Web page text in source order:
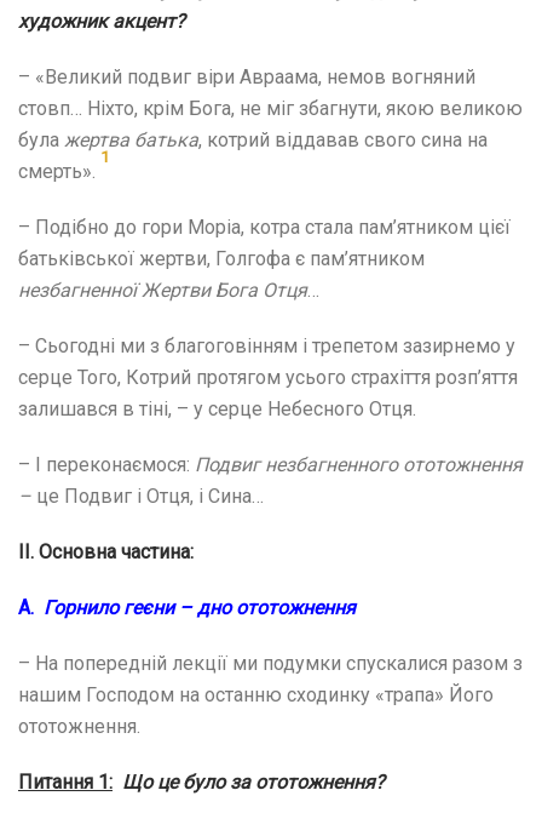
художник акцент?
– «Великий подвиг віри Авраама, немов вогняний
стовп… Ніхто, крім Бога, не міг збагнути, якою великою
була жертва батька, котрий віддавав свого сина на
смерть».
1
– Подібно до гори Моріа, котра стала пам’ятником цієї
батьківської жертви, Голгофа є пам’ятником
незбагненної Жертви Бога Отця…
– Сьогодні ми з благоговінням і трепетом зазирнемо у
серце Того, Котрий протягом усього страхіття розп’яття
залишався в тіні, – у серце Небесного Отця.
– І переконаємося: Подвиг незбагненного ототожнення
– це Подвиг і Отця, і Сина…
ІІ. Основна частина:
А. Горнило геєни – дно ототожнення
– На попередній лекції ми подумки спускалися разом з
нашим Господом на останню сходинку «трапа» Його
ототожнення.
Питання 1: Що це було за ототожнення?